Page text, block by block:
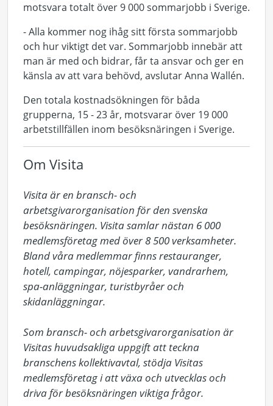
motsvara totalt över 9 000 sommarjobb i Sverige.
- Alla kommer nog ihåg sitt första sommarjobb
och hur viktigt det var. Sommarjobb innebär att
man är med och bidrar, får ta ansvar och ger en
känsla av att vara behövd, avslutar Anna Wallén.
Den totala kostnadsökningen för båda
grupperna, 15 - 23 år, motsvarar över 19 000
arbetstillfällen inom besöksnäringen i Sverige.
Om Visita
Visita är en bransch- och
arbetsgivarorganisation för den svenska
besöksnäringen. Visita samlar nästan 6 000
medlemsföretag med över 8 500 verksamheter.
Bland våra medlemmar finns restauranger,
hotell, campingar, nöjesparker, vandrarhem,
spa-anläggningar, turistbyråer och
skidanläggningar.
Som bransch- och arbetsgivarorganisation är
Visitas huvudsakliga uppgift att teckna
branschens kollektivavtal, stödja Visitas
medlemsföretag i att växa och utvecklas och
driva för besöksnäringen viktiga frågor.